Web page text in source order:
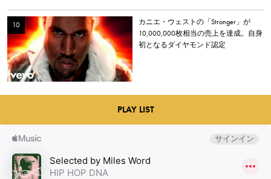
カニエ・ウェストの「Stronger」が
10,000,000枚相当の売上を達成。自身
初となるダイヤモンド認定
PLAY LIST